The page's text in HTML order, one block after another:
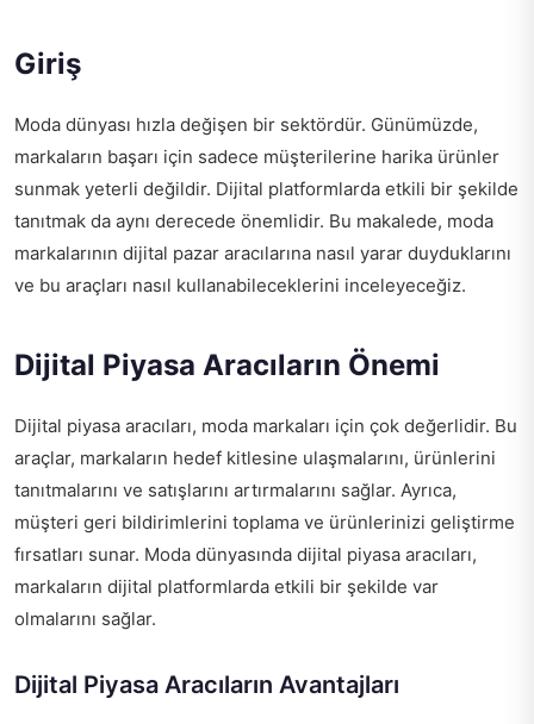
Giriş
Moda dünyası hızla değişen bir sektördür. Günümüzde,
markaların başarı için sadece müşterilerine harika ürünler
sunmak yeterli değildir. Dijital platformlarda etkili bir şekilde
tanıtmak da aynı derecede önemlidir. Bu makalede, moda
markalarının dijital pazar aracılarına nasıl yarar duyduklarını
ve bu araçları nasıl kullanabileceklerini inceleyeceğiz.
Dijital Piyasa Aracıların Önemi
Dijital piyasa aracıları, moda markaları için çok değerlidir. Bu
araçlar, markaların hedef kitlesine ulaşmalarını, ürünlerini
tanıtmalarını ve satışlarını artırmalarını sağlar. Ayrıca,
müşteri geri bildirimlerini toplama ve ürünlerinizi geliştirme
fırsatları sunar. Moda dünyasında dijital piyasa aracıları,
markaların dijital platformlarda etkili bir şekilde var
olmalarını sağlar.
Dijital Piyasa Aracıların Avantajları